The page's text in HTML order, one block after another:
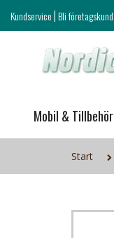
Kundservice|Bli företagskund
Mobil & Tillbehör
Start